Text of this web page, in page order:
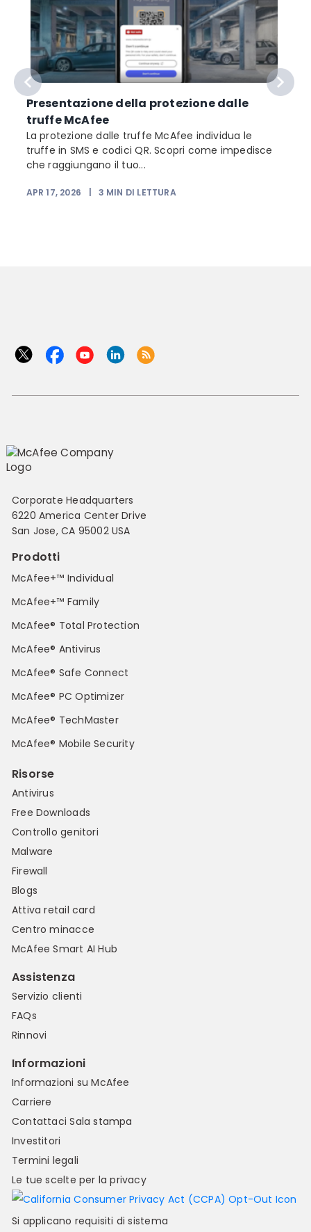
Presentazione della protezione dalle
truffe McAfee
La protezione dalle truffe McAfee individua le
truffe in SMS e codici QR. Scopri come impedisce
che raggiungano il tuo...
APR 17, 2026 3 MIN DI LETTURA
Corporate Headquarters
6220 America Center Drive
San Jose, CA 95002 USA
Prodotti
McAfee+™ Individual
McAfee+™ Family
McAfee® Total Protection
McAfee® Antivirus
McAfee® Safe Connect
McAfee® PC Optimizer
McAfee® TechMaster
McAfee® Mobile Security
Risorse
Antivirus
Free Downloads
Controllo genitori
Malware
Firewall
Blogs
Attiva retail card
Centro minacce
McAfee Smart AI Hub
Assistenza
Servizio clienti
FAQs
Rinnovi
Informazioni
Informazioni su McAfee
Carriere
ContattaciSala stampa
Investitori
Termini legali
Le tue scelte per la privacy
Si applicano requisiti di sistema